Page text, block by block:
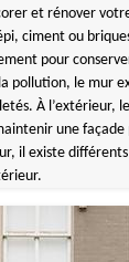
et rénover
ciment ou
pour
pollution, le mur
À l’extérieur,
une façade
il existe